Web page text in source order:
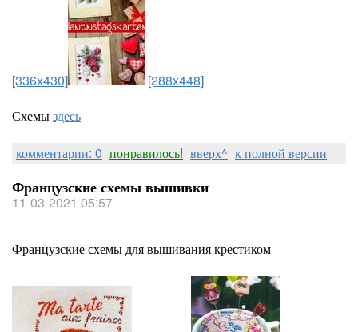
[336x430]
[288x448]
Схемыздесь
комментарии: 0 понравилось! вверх^ к полной версии
Французские схемы вышивки
11-03-2021 05:57
Французские схемы для вышивания крестиком